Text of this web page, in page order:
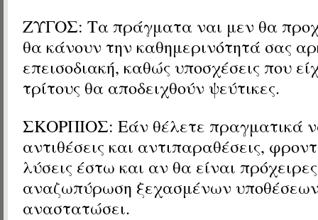
ΖΥΓΟΣ: Τα πράγματα ναι μεν θα
θα κάνουν την καθημερινότητά σας
επεισοδιακή, καθώς υποσχέσεις που
τρίτους θα αποδειχθούν ψεύτικες.
ΣΚΟΡΠΙΟΣ: Εάν θέλετε πραγματικά
αντιθέσεις και αντιπαραθέσεις,
λύσεις έστω και αν θα είναι
αναζωπύρωση ξεχασμένων
αναστατώσει.